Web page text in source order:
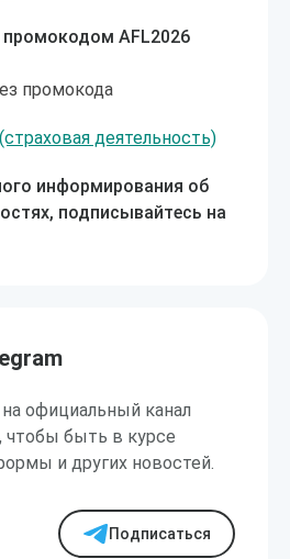
промокодом AFL2026
промокода
деятельность)
информирования об
подписывайтесь на
официальный канал
чтобы быть в курсе
и других новостей.
Подписаться